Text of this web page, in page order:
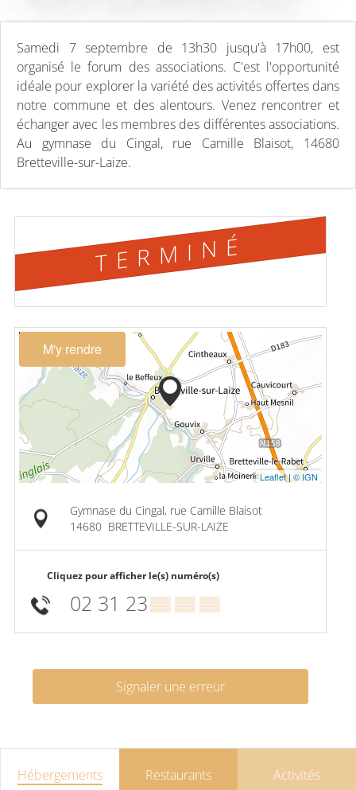
Samedi 7 septembre de 13h30 jusqu'à 17h00, est
organisé le forum des associations. C'est l'opportunité
idéale pour explorer la variété des activités offertes dans
notre commune et des alentours. Venez rencontrer et
échanger avec les membres des différentes associations.
​Au gymnase du Cingal, rue Camille Blaisot, 14680
Bretteville-sur-Laize.
TERMINÉ
M'y rendre
Leaflet| © IGN
Gymnase du Cingal, rue Camille Blaisot
14680 BRETTEVILLE-SUR-LAIZE
Cliquez pour afficher le(s) numéro(s)
02 31 23▒▒ ▒▒ ▒▒
Signaler une erreur
Hébergements Restaurants Activités